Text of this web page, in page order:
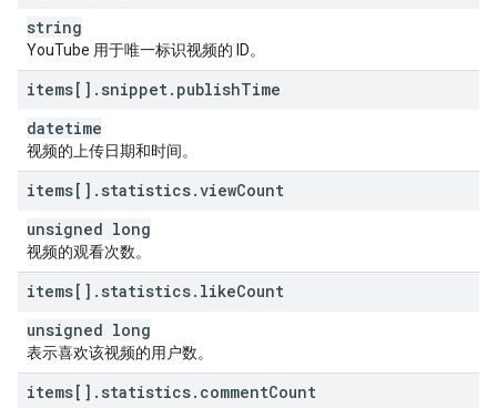
string
YouTube 用于唯一标识视频的 ID。
items[] . snippet. publishTime
datetime
视频的上传日期和时间。
items[] . statistics.viewCount
unsigned long
视频的观看次数。
items[] . statistics. likeCount
unsigned long
表示喜欢该视频的用户数。
items[] . statistics. commentCount